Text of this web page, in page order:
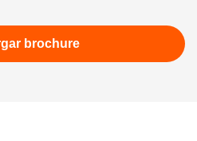
brochure